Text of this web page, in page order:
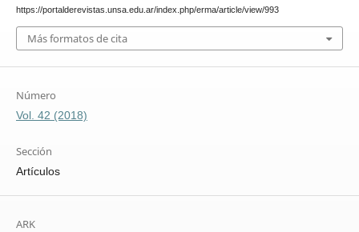
https://portalderevistas.unsa.edu.ar/index.php/erma/article/view/993
Más formatos de cita
Número
Vol. 42 (2018)
Sección
Artículos
ARK